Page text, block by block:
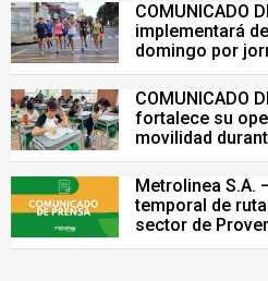
COMUNICADO
implementará
domingo por
Bucaramanga
COMUNICADO
fortalece su
movilidad
Pruebas Saber
Metrolinea S.A.
temporal de
sector de